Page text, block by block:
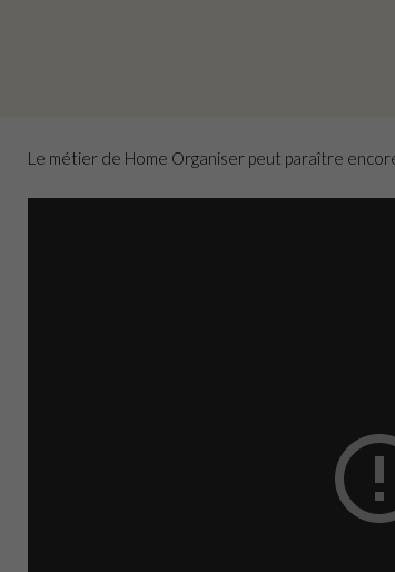
Le métier de Home Organiser peut paraître